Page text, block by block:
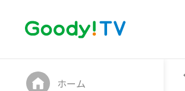
ホーム